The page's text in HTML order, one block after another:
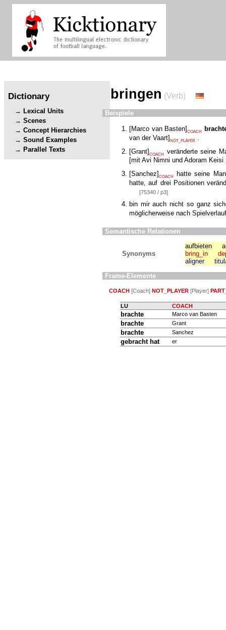
Dictionary
Lexical Units
Scenes
Concept Hierarchies
Sound Examples
Parallel Texts
bringen (Verb)
Beispiele
[Marco van Basten] COACH
van der Vaart]NOT_PLAYER
[Grant]COACH
veränderte seine
[mit Avi Nimni und Adoram Keisi
[Sanchez] COACH
hatte seine
hatte, auf drei Positionen
[75340 / p3]
bin mir auch nicht so ganz
möglicherweise nach
Semantische Relationen
Synonyms
aufbieten
bring_in
aligner
Frame-Elemente
COACH [Coach] NOT_PLAYER [Player]
LU COACH
brachte Marco van Basten
brachte Grant
brachte Sanchez
gebracht hat er